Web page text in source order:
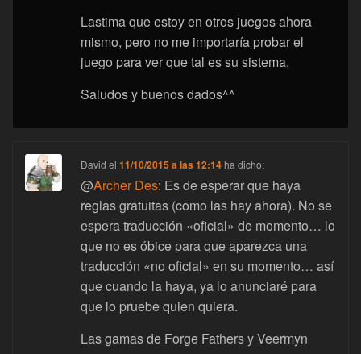
Lastima que estoy en otros juegos ahora
mismo, pero no me importaría probar el
juego para ver que tal es su sistema,
Saludos y buenos dados^^
David el11/10/2015 a las 12:14 ha dicho:
@Archer Des: Es de esperar que haya
reglas gratuitas (como las hay ahora). No se
espera traducción «oficial» de momento… lo
que no es óbice para que aparezca una
traducción «no oficial» en su momento… así
que cuando la haya, ya lo anunciaré para
que lo pruebe quien quiera.
Las gamas de Forge Fathers y Veermyn